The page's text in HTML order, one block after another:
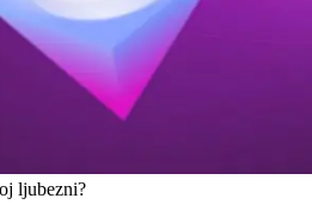
ljubezni?